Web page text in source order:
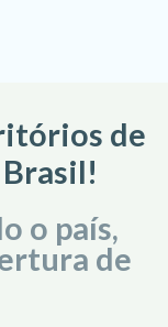
de
o país,
de